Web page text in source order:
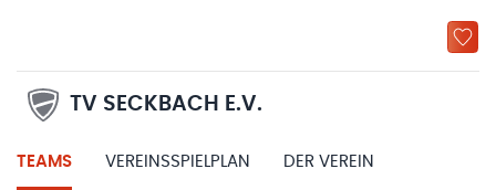
TV SECKBACH E.V.
TEAMS VEREINSSPIELPLAN DER VEREIN